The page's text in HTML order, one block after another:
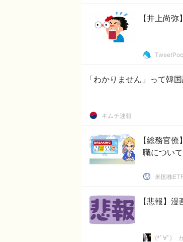
【井上尚
「わかりません」って韓
キムチ速報
【総務官
職につい
米国株
【悲報】
(*ﾟ∀ﾟ)ゞ